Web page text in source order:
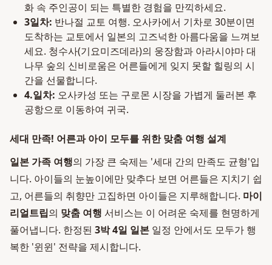
화 속 주인공이 되는 특별한 경험을 만끽하세요.
3일차: 반나절 교토 여행. 오사카에서 기차로 30분이면
도착하는 교토에서 일본의 고즈넉한 아름다움을 느껴보
세요. 청수사(기요미즈데라)의 웅장함과 아라시야마 대
나무 숲의 신비로움은 어른들에게 잊지 못할 힐링의 시
간을 선물합니다.
4.일차: 오사카성 또는 구로몬 시장을 가볍게 둘러본 후
공항으로 이동하여 귀국.
세대 만족! 어른과 아이 모두를 위한 맞춤 여행 설계
일본 가족 여행의 가장 큰 숙제는 '세대 간의 만족도 균형'입
니다. 아이들의 눈높이에만 맞추다 보면 어른들은 지치기 쉽
고, 어른들의 취향만 고집하면 아이들은 지루해합니다. 마이
리얼트립의 맞춤 여행 서비스는 이 어려운 숙제를 현명하게
풀어냅니다. 한정된 3박 4일 일본 일정 안에서도 모두가 행
복한 '윈윈' 전략을 제시합니다.